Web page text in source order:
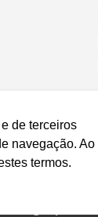
de terceiros
navegação. Ao
termos.
de Dados
Design by AM.